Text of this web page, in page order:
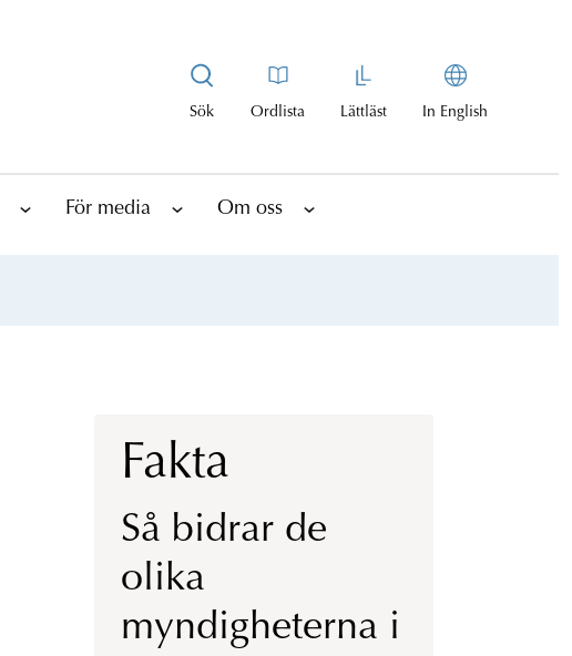
Sök Ordlista Lättläst In English
För media Om oss
Fakta
Så bidrar de
olika
myndigheterna i